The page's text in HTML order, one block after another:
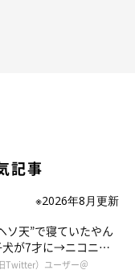
記事
※2026年8月更新
ソ天”で寝ていたやん
犬が7才に→ニコニ
”が魅力のコに成
Twitter）ユーザー＠